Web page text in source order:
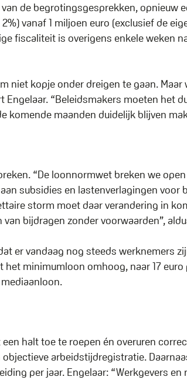
de begrotingsgesprekken, opnieuw
vanaf 1 miljoen euro (exclusief de
fiscaliteit is overigens enkele weken
niet kopje onder dreigen te gaan. Maar
“Beleidsmakers moeten het
komende maanden duidelijk blijven
“De loonnormwet breken we
subsidies en lastenverlagingen voor
storm moet daar verandering in
bijdragen zonder voorwaarden”,
er vandaag nog steeds werknemers
minimumloon omhoog, naar 17
halt toe te roepen én overuren
arbeidstijdregistratie.
per jaar. Engelaar: “Werkgevers